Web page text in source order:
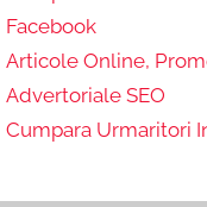
Facebook
Articole Online,
Advertoriale SEO
Cumpara Urmaritori